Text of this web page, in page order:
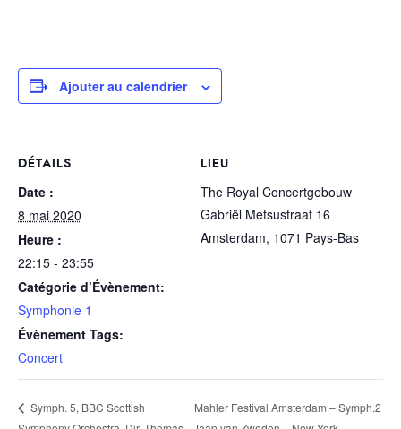
Ajouter au calendrier
DÉTAILS
Date :
8 mai 2020
Heure :
22:15 - 23:55
Catégorie d’Évènement:
Symphonie 1
Évènement Tags:
Concert
LIEU
The Royal Concertgebouw
Gabriël Metsustraat 16
Amsterdam, 1071 Pays-Bas
Symph. 5, BBC Scottish
Mahler Festival Amsterdam – Symph.2